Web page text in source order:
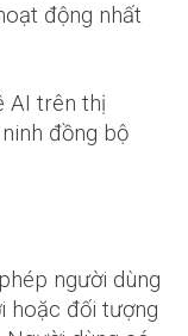
động nhất
AI trên thị
đồng bộ
người dùng
hoặc đối tượng